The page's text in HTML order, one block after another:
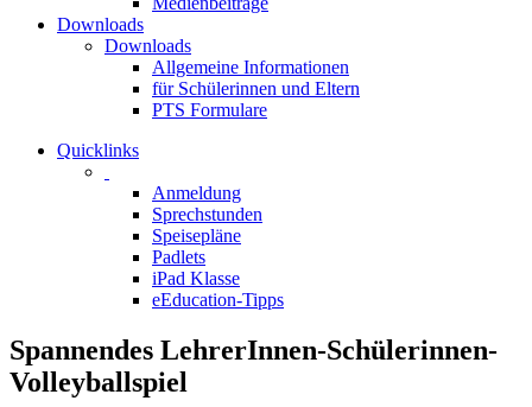
Downloads
Downloads
Allgemeine Informationen
für Schülerinnen und Eltern
PTS Formulare
Quicklinks
Anmeldung
Sprechstunden
Speisepläne
Padlets
iPad Klasse
eEducation-Tipps
Spannendes LehrerInnen-Schülerinnen-
Volleyballspiel